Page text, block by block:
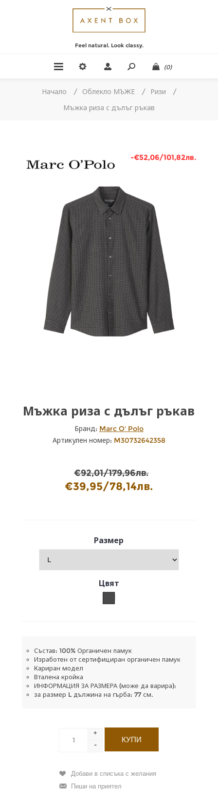
Feel natural. Look classy.
(0)
Начало / Облекло МЪЖЕ / Ризи
/
Мъжка риза с дълъг ръкав
-€52,06/101,82лв.
Мъжка риза с дълъг ръкав
Бранд: Marc O' Polo
Артикулен номер: M30732642358
€92,01/179,96лв.
€39,95/78,14лв.
Размер
Цвят
Състав: 100% Органичен памук
Изработен от сертифициран органичен памук
Кариран модел
Вталена кройка
ИНФОРМАЦИЯ ЗА РАЗМЕРА (може да варира):
за размер L дължина на гърба: 77 см.
+
-